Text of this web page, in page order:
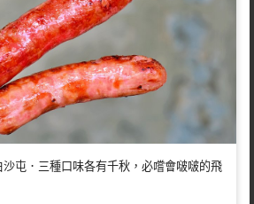
屯．三種口味各有千秋，必嚐會啵啵的飛